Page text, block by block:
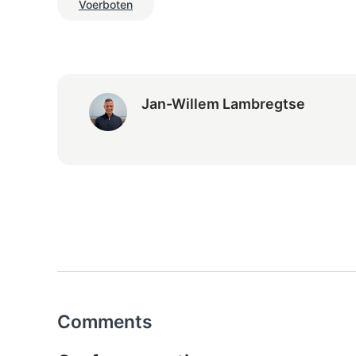
Voerboten
Jan-Willem Lambregtse
Comments